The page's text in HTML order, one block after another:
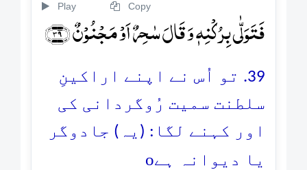
Play Copy
فَتَوَلّٰی بِرُکۡنِہٖ وَ قَالَ سٰحِرٌ اَوۡ مَجۡنُوۡنٌ ﴿۳۹﴾
39. تو اُس نے اپنے اراکینِ
سلطنت سمیت رُوگردانی کی
اور کہنے لگا: (یہ) جادوگر
یا دیوانہ ہےo